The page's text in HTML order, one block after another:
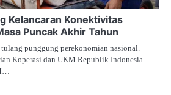
Kelancaran Konektivitas
Puncak Akhir Tahun
punggung perekonomian nasional.
Koperasi dan UKM Republik Indonesia